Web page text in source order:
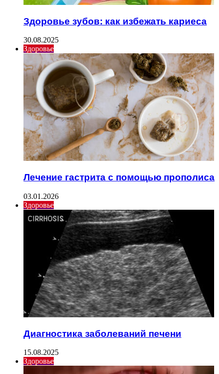
Здоровье зубов: как избежать кариеса
30.08.2025
Здоровье
Лечение гастрита с помощью прополиса
03.01.2026
Здоровье
Диагностика заболеваний печени
15.08.2025
Здоровье